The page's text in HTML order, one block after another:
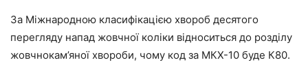
За Міжнародною класифікацією хвороб десятого
перегляду напад жовчної коліки відноситься до розділу
жовчнокам’яної хвороби, чому код за МКХ-10 буде К80.